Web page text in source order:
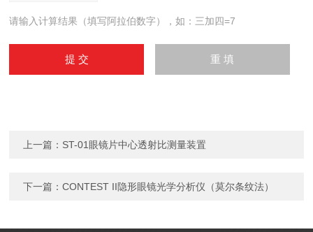
请输入计算结果（填写阿拉伯数字），如：三加四=7
上一篇： ST-01眼镜片中心透射比测量装置
下一篇：CONTEST II隐形眼镜光学分析仪（莫尔条纹法）